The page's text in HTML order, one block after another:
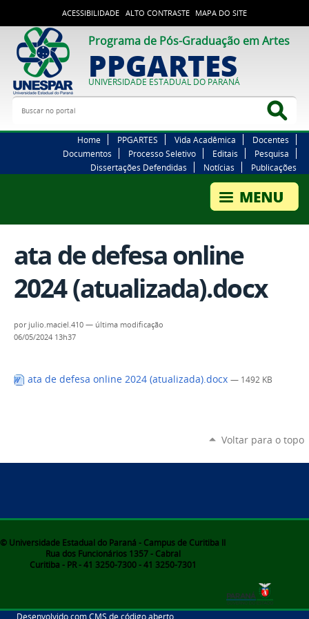
ACESSIBILIDADE ALTO CONTRASTE MAPA DO SITE
Programa de Pós-Graduação em Artes
PPGARTES
UNIVERSIDADE ESTADUAL DO PARANÁ
Buscar no portal
Home PPGARTES Vida Acadêmica
Docentes
Documentos
Processo Seletivo Editais
Pesquisa
Dissertações Defendidas
Notícias Publicações
ata de defesa online
2024 (atualizada).docx
por julio.maciel.410 — última modificação
06/05/2024 13h37
ata de defesa online 2024 (atualizada).docx — 1492 KB
Voltar para o topo
© Universidade Estadual do Paraná - Campus de Curitiba II
Rua dos Funcionários 1357 - Cabral
Curitiba - PR - 41 3250-7300 - 41 3250-7301
Desenvolvido com CMS de código aberto